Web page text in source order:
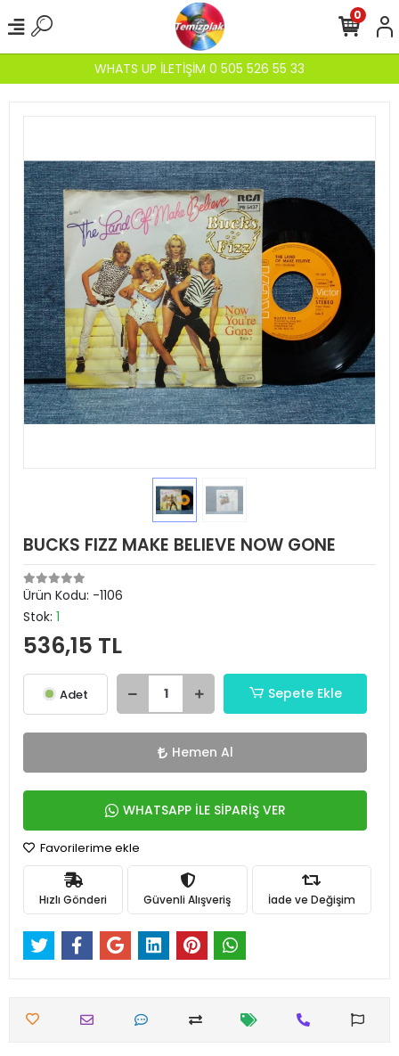
WHATS UP İLETİŞİM 0 505 526 55 33
0
BUCKS FIZZ MAKE BELIEVE NOW GONE
Ürün Kodu: -1106
Stok: 1
536,15 TL
Adet Sepete Ekle
Hemen Al
WHATSAPP İLE SİPARİŞ VER
Favorilerime ekle
Hızlı Gönderi Güvenli Alışveriş İade ve Değişim